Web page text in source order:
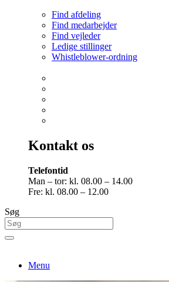
Find afdeling
Find medarbejder
Find vejleder
Ledige stillinger
Whistleblower-ordning
Kontakt os
Telefontid
Man – tor: kl. 08.00 – 14.00
Fre: kl. 08.00 – 12.00
Søg
Menu